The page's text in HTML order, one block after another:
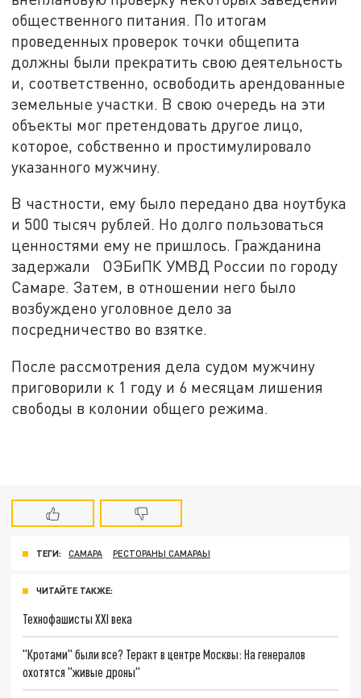
общественного питания. По итогам
проведенных проверок точки общепита
должны были прекратить свою деятельность
и, соответственно, освободить арендованные
земельные участки. В свою очередь на эти
объекты мог претендовать другое лицо,
которое, собственно и простимулировало
указанного мужчину.
В частности, ему было передано два ноутбука
и 500 тысяч рублей. Но долго пользоваться
ценностями ему не пришлось. Гражданина
задержали ОЭБиПК УМВД России по городу
Самаре. Затем, в отношении него было
возбуждено уголовное дело за
посредничество во взятке.
После рассмотрения дела судом мужчину
приговорили к 1 году и 6 месяцам лишения
свободы в колонии общего режима.
ТЕГИ: САМАРА РЕСТОРАНЫ САМАРАЫ
ЧИТАЙТЕ ТАКЖЕ:
Технофашисты XXI века
"Кротами" были все? Теракт в центре Москвы: На генералов
охотятся "живые дроны"